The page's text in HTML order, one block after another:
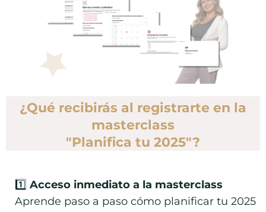
¿Qué recibirás al registrarte en la
masterclass
"Planifica tu 2025"?
1️⃣ Acceso inmediato a la masterclass
Aprende paso a paso cómo planificar tu 2025